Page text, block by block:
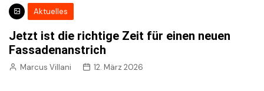
Aktuelles
Jetzt ist die richtige Zeit für einen neuen
Fassadenanstrich
Marcus Villani 12. März 2026